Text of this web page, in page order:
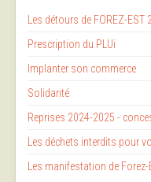
Les détours de FOREZ-EST
Prescription du PLUi
Implanter son commerce
Solidarité
Reprises 2024-2025 -
Les déchets interdits pour
Les manifestation de Forez-